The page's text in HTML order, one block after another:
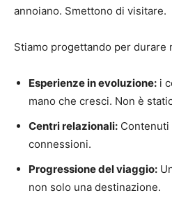
annoiano. Smettono di visitare.
Stiamo progettando per durare
Esperienze in evoluzione: i
mano che cresci. Non è
Centri relazionali: Contenuti
connessioni.
Progressione del viaggio:
non solo una destinazione.